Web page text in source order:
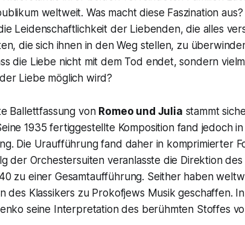
weltweit. Was macht diese Faszination
Leidenschaftlichkeit der Liebenden, die alles
die sich ihnen in den Weg stellen, zu
die Liebe nicht mit dem Tod endet, sondern
Liebe möglich wird?
Ballettfassung von Romeo und Julia stammt
1935 fertiggestellte Komposition fand jedoch
Die Uraufführung fand daher in komprimierter
der Orchestersuiten veranlasste die Direktion
zu einer Gesamtaufführung. Seither haben
des Klassikers zu Prokofjews Musik geschaffen.
seine Interpretation des berühmten Stoffes